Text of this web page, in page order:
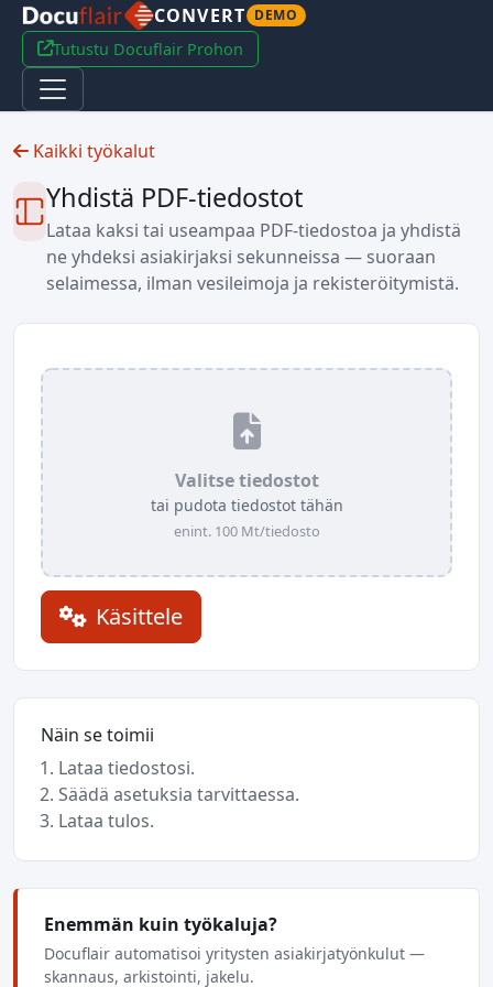
CONVERT DEMO
Tutustu Docuflair Prohon
Kaikki työkalut
Yhdistä PDF-tiedostot
Lataa kaksi tai useampaa PDF-tiedostoa ja yhdistä
ne yhdeksi asiakirjaksi sekunneissa — suoraan
selaimessa, ilman vesileimoja ja rekisteröitymistä.
Valitse tiedostot
tai pudota tiedostot tähän
enint. 100 Mt/tiedosto
Käsittele
Näin se toimii
Lataa tiedostosi.
Säädä asetuksia tarvittaessa.
Lataa tulos.
Enemmän kuin työkaluja?
Docuflair automatisoi yritysten asiakirjatyönkulut —
skannaus, arkistointi, jakelu.